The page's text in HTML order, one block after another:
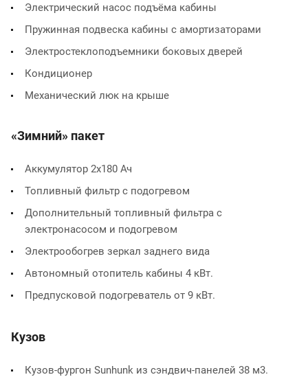
Электрический насос подъёма кабины
Пружинная подвеска кабины с амортизаторами
Электростеклоподъемники боковых дверей
Кондиционер
Механический люк на крыше
«Зимний» пакет
Аккумулятор 2х180 Ач
Топливный фильтр с подогревом
Дополнительный топливный фильтра с
электронасосом и подогревом
Электрообогрев зеркал заднего вида
Автономный отопитель кабины 4 кВт.
Предпусковой подогреватель от 9 кВт.
Кузов
Кузов-фургон Sunhunk из сэндвич-панелей 38 м3.